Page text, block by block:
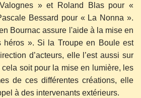
» et Roland Blas pour «
Bessard pour « La Nonna ».
Bournac assure l'aide à la mise en
héros ». Si la Troupe en Boule est
d’acteurs, elle l’est aussi sur
cela soit pour la mise en lumière, les
de ces différentes créations, elle
à des intervenants extérieurs.